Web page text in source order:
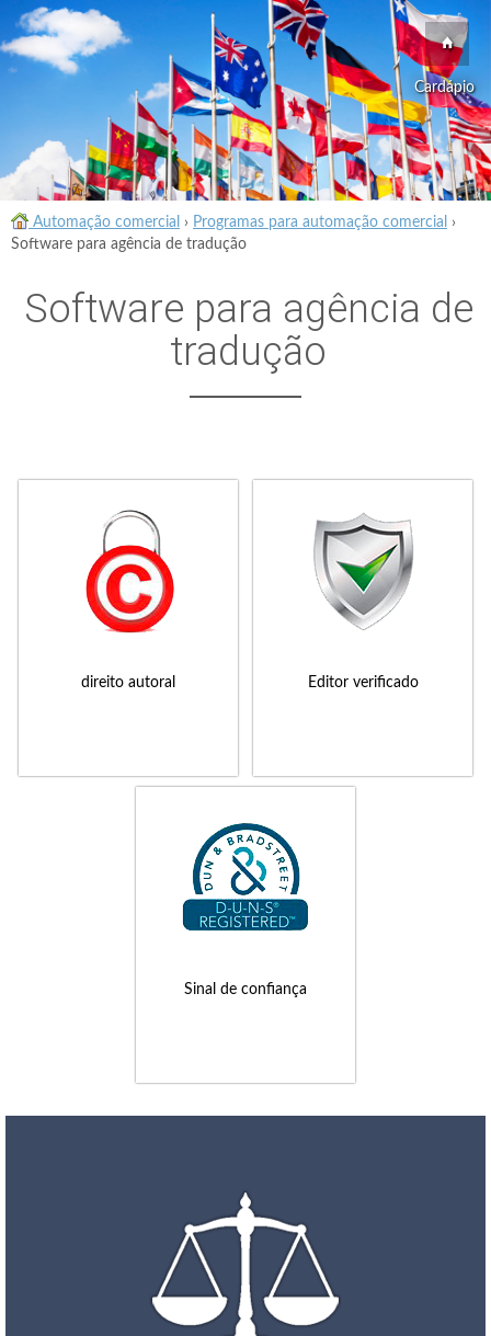
Cardápio
Automação comercial › Programas para automação comercial
›
Software para agência de tradução
Software para agência de
tradução
direito autoral Editor verificado
Sinal de confiança